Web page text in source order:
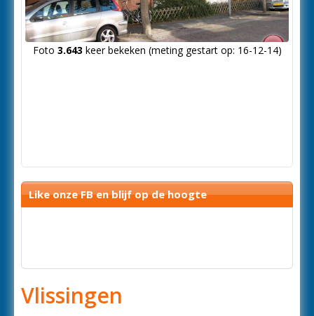
Foto 3.643 keer bekeken (meting gestart op: 16-12-14)
Like onze FB en blijf op de hoogte
Vlissingen